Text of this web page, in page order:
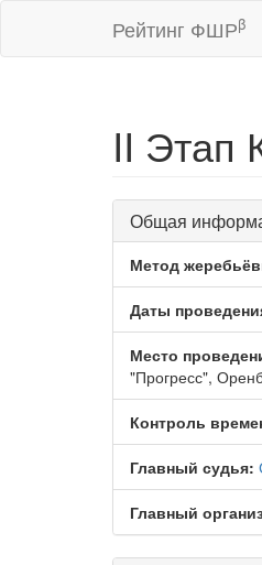
Рейтинг ФШРβ
II Этап
Общая
Метод
Даты
Место
"Прогресс",
Контроль
Главный судья:
Главный